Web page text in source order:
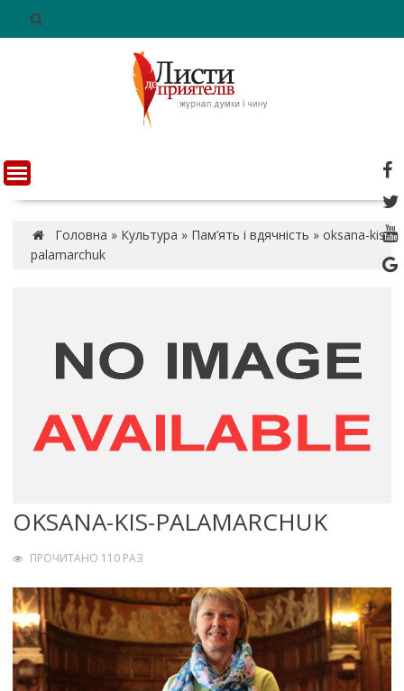
n
t
Головна » Культура » Пам’ять і вдячність » oksana-kis-
palamarchuk
OKSANA-KIS-PALAMARCHUK
ПРОЧИТАНО 110 РАЗ